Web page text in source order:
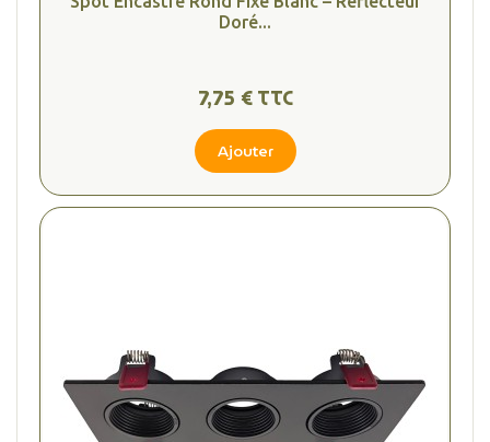
Doré...
7,75 € TTC
Ajouter